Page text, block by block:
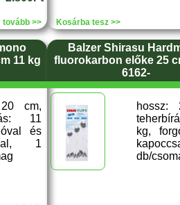
tovább >> Kosárba tesz >>
11 kg
cm,
11
és
1
Balzer Shirasu
fluorokarbon előke 25
6162-
hossz:
kg,
db/